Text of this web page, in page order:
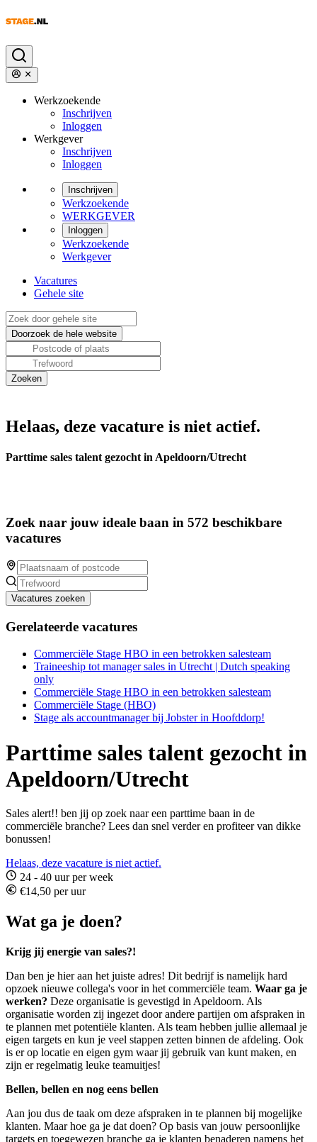
Werkzoekende
Inschrijven
Inloggen
Werkgever
Inschrijven
Inloggen
Inschrijven
Werkzoekende
WERKGEVER
Inloggen
Werkzoekende
Werkgever
Vacatures
Gehele site
Helaas, deze vacature is niet actief.
Parttime sales talent gezocht in Apeldoorn/Utrecht
Zoek naar jouw ideale baan in 572 beschikbare
vacatures
Vacatures zoeken
Gerelateerde vacatures
Commerciële Stage HBO in een betrokken salesteam
Traineeship tot manager sales in Utrecht | Dutch speaking
only
Commerciële Stage HBO in een betrokken salesteam
Commerciële Stage (HBO)
Stage als accountmanager bij Jobster in Hoofddorp!
Parttime sales talent gezocht in
Apeldoorn/Utrecht
Sales alert!! ben jij op zoek naar een parttime baan in de
commerciële branche? Lees dan snel verder en profiteer van dikke
bonussen!
Helaas, deze vacature is niet actief.
24 - 40 uur per week
€14,50 per uur
Wat ga je doen?
Krijg jij energie van sales?!
Dan ben je hier aan het juiste adres! Dit bedrijf is namelijk hard
opzoek nieuwe collega's voor in het commerciële team. Waar ga je
werken? Deze organisatie is gevestigd in Apeldoorn. Als
organisatie worden zij ingezet door andere partijen om afspraken in
te plannen met potentiële klanten. Als team hebben jullie allemaal je
eigen targets en kun je veel stappen zetten binnen de afdeling. Ook
is er op locatie en eigen gym waar jij gebruik van kunt maken, en
zijn er regelmatig leuke teamuitjes!
Bellen, bellen en nog eens bellen
Aan jou dus de taak om deze afspraken in te plannen bij mogelijke
klanten. Maar hoe ga je dat doen? Op basis van jouw persoonlijke
targets en toegewezen branche ga je klanten benaderen namens het